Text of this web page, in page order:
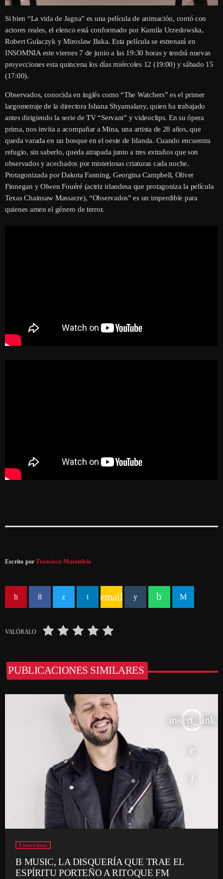
Si bien “La vida de Jagna” es una película de animación, contó con
actores reales, el elenco está conformado por Kamila Urzedowska,
Robert Gulaczyk y Miroslaw Baka. Esta película se estrenará en
INSOMNIA este viernes 7 de junio a las 19:30 horas y tendrá nuevas
proyecciones esta quincena los días miércoles 12 (19:00) y sábado 15
(17:00).
Observados, conocida en inglés como “The Watchers” es el primer
largometraje de la directora Ishana Shyamalany, quien ha trabajado
antes dirigiendo la serie de TV “Servant” y videoclips. En su ópera
prima, nos invita a acompañar a Mina, una artista de 28 años, que
queda varada en un bosque en el oeste de Irlanda. Cuando encuentra
refugio, sin saberlo, queda atrapada junto a tres extraños que son
observados y acechados por misteriosas criaturas cada noche.
Protagonizada por Dakota Fanning, Georgina Campbell, Oliver
Finnegan y Olwen Fouéré (actriz irlandesa que protagoniza la película
Texas Chainsaw Massacre), “Observados” es un imperdible para
quienes amen el género de terror.
Escrito por Francisco Marambio
email
VALÓRALO
PUBLICACIONES SIMILARES
insert_link
Entrevistas
B MUSIC, LA DISQUERÍA QUE TRAE EL
ESPÍRITU PORTEÑO A RITOQUE FM